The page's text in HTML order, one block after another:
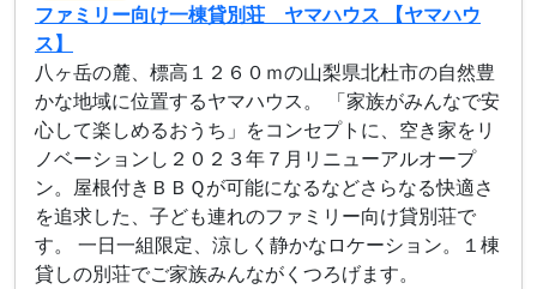
ファミリー向け一棟貸別荘 ヤマハウス 【ヤマハウ
ス】
八ヶ岳の麓、標高１２６０ｍの山梨県北杜市の自然豊
かな地域に位置するヤマハウス。 「家族がみんなで安
心して楽しめるおうち」をコンセプトに、空き家をリ
ノベーションし２０２３年７月リニューアルオープ
ン。屋根付きＢＢＱが可能になるなどさらなる快適さ
を追求した、子ども連れのファミリー向け貸別荘で
す。 一日一組限定、涼しく静かなロケーション。１棟
貸しの別荘でご家族みんながくつろげます。